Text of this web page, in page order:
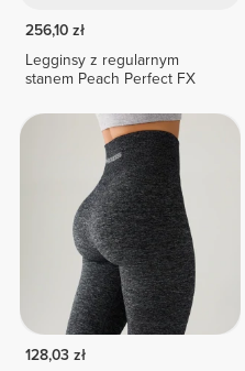
256,10 zł
Legginsy z regularnym
stanem Peach Perfect FX
128,03 zł